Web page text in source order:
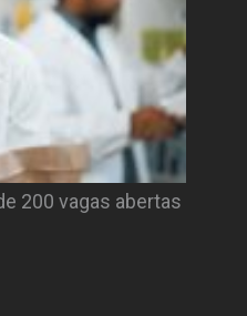
200 vagas abertas